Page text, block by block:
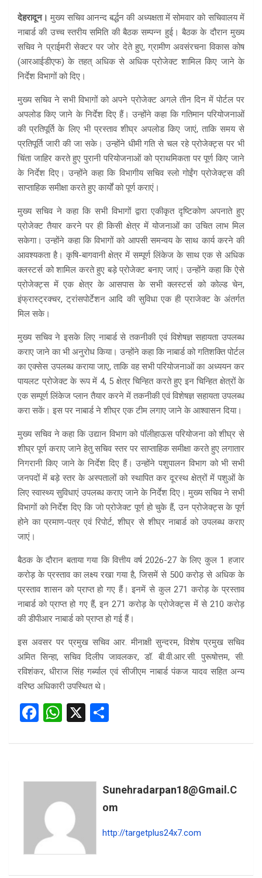
देहरादून।मुख्य सचिव आनन्द बर्द्धन की अध्यक्षता में सोमवार को सचिवालय में
नाबार्ड की उच्च स्तरीय समिति की बैठक सम्पन्न हुई। बैठक के दौरान मुख्य
सचिव ने प्राईमरी सेक्टर पर जोर देते हुए, ग्रामीण अवसंरचना विकास कोष
(आरआईडीएफ) के तहत् अधिक से अधिक प्रोजेक्ट शामिल किए जाने के
निर्देश विभागों को दिए।
मुख्य सचिव ने सभी विभागों को अपने प्रोजेक्ट अगले तीन दिन में पोर्टल पर
अपलोड किए जाने के निर्देश दिए हैं। उन्होंने कहा कि गतिमान परियोजनाओं
की प्रतिपूर्ति के लिए भी प्रस्ताव शीघ्र अपलोड किए जाएं, ताकि समय से
प्रतिपूर्ति जारी की जा सके। उन्होंने धीमी गति से चल रहे प्रोजेक्ट्स पर भी
चिंता जाहिर करते हुए पुरानी परियोजनाओं को प्राथमिकता पर पूर्ण किए जाने
के निर्देश दिए। उन्होंने कहा कि विभागीय सचिव स्लो गोईंग प्रोजेक्ट्स की
साप्ताहिक समीक्षा करते हुए कार्यों को पूर्ण कराएं।
मुख्य सचिव ने कहा कि सभी विभागों द्वारा एकीकृत दृष्टिकोण अपनाते हुए
प्रोजेक्ट तैयार करने पर ही किसी क्षेत्र में योजनाओं का उचित लाभ मिल
सकेगा। उन्होंने कहा कि विभागों को आपसी समन्वय के साथ कार्य करने की
आवश्यकता है। कृषि-बागवानी क्षेत्र में सम्पूर्ण लिंकेज के साथ एक से अधिक
क्लस्टर्स को शामिल करते हुए बड़े प्रोजेक्ट बनाए जाएं। उन्होंने कहा कि ऐसे
प्रोजेक्ट्स में एक क्षेत्र के आसपास के सभी क्लस्टर्स को कोल्ड चेन,
इंफ्रास्ट्रक्चर, ट्रांसपोर्टेशन आदि की सुविधा एक ही प्राजेक्ट के अंतर्गत
मिल सके।
मुख्य सचिव ने इसके लिए नाबार्ड से तकनीकी एवं विशेषज्ञ सहायता उपलब्ध
कराए जाने का भी अनुरोध किया। उन्होंने कहा कि नाबार्ड को गतिशक्ति पोर्टल
का एक्सेस उपलब्ध कराया जाए, ताकि वह सभी परियोजनाओं का अध्ययन कर
पायलट प्रोजेक्ट के रूप में 4, 5 क्षेत्र चिन्हित करते हुए इन चिन्हित क्षेत्रों के
एक सम्पूर्ण लिंकेज प्लान तैयार करने में तकनीकी एवं विशेषज्ञ सहायता उपलब्ध
करा सकें। इस पर नाबार्ड ने शीघ्र एक टीम लगाए जाने के आश्वासन दिया।
मुख्य सचिव ने कहा कि उद्यान विभाग को पॉलीहाऊस परियोजना को शीघ्र से
शीघ्र पूर्ण कराए जाने हेतु सचिव स्तर पर साप्ताहिक समीक्षा करते हुए लगातार
निगरानी किए जाने के निर्देश दिए हैं। उन्होंने पशुपालन विभाग को भी सभी
जनपदों में बड़े स्तर के अस्पतालों को स्थापित कर दूरस्थ क्षेत्रों में पशुओं के
लिए स्वास्थ्य सुविधाएं उपलब्ध कराए जाने के निर्देश दिए। मुख्य सचिव ने सभी
विभागों को निर्देश दिए कि जो प्रोजेक्ट पूर्ण हो चुके हैं, उन प्रोजेक्ट्स के पूर्ण
होने का प्रमाण-पत्र एवं रिपोर्ट, शीघ्र से शीघ्र नाबार्ड को उपलब्ध कराए
जाएं।
बैठक के दौरान बताया गया कि वित्तीय वर्ष 2026-27 के लिए कुल 1 हजार
करोड़ के प्रस्ताव का लक्ष्य रखा गया है, जिसमें से 500 करोड़ से अधिक के
प्रस्ताव शासन को प्राप्त हो गए हैं। इनमें से कुल 271 करोड़ के प्रस्ताव
नाबार्ड को प्राप्त हो गए हैं, इन 271 करोड़ के प्रोजेक्ट्स में से 210 करोड़
की डीपीआर नाबार्ड को प्राप्त हो गई हैं।
इस अवसर पर प्रमुख सचिव आर. मीनाक्षी सुन्दरम, विशेष प्रमुख सचिव
अमित सिन्हा, सचिव दिलीप जावलकर, डॉ. बी.वी.आर.सी. पुरूषोत्तम, सी.
रविशंकर, धीराज सिंह गर्ब्याल एवं सीजीएम नाबार्ड पंकज यादव सहित अन्य
वरिष्ठ अधिकारी उपस्थित थे।
F
ce
o
o
k
W
at
A
p
p
X
ar
Sunehradarpan18@gmail.c
Om
http://targetplus24x7.com